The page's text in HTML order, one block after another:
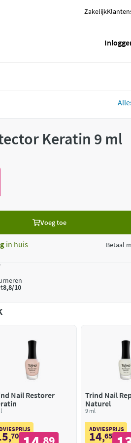
Zakelijk
Keratin 9 ml
Voeg toe
in huis Betaal
8,8/10
Nail Restorer
,70
Trind Nail
Naturel
9 ml
ADVIESPRIJS
14,65